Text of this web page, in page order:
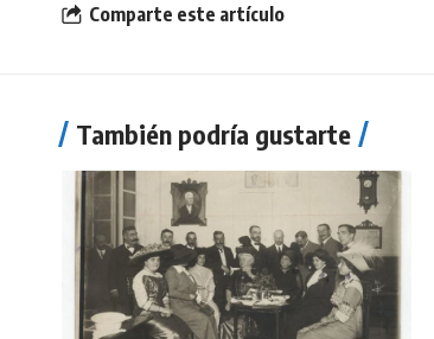
Comparte este artículo
También podría gustarte